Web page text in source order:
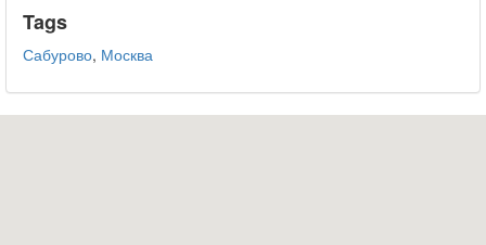
Tags
Сабурово, Москва